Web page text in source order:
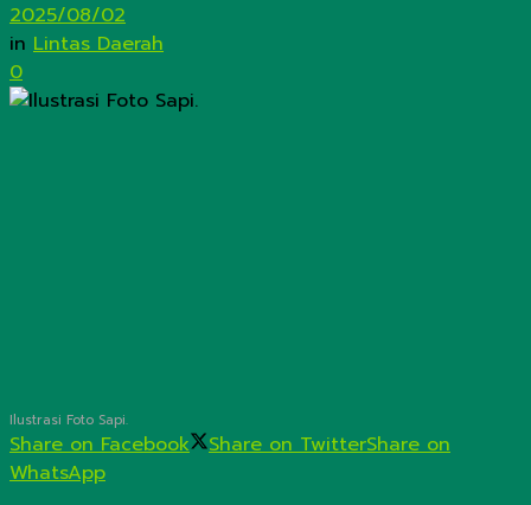
2025/08/02
in Lintas Daerah
0
Ilustrasi Foto Sapi.
Share on Facebook Share on TwitterShare on
WhatsApp